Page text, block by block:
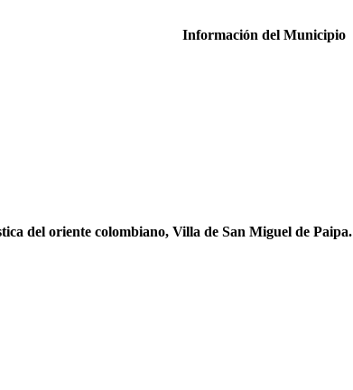
Información del Municipio
del oriente colombiano, Villa de San Miguel de Paipa.​